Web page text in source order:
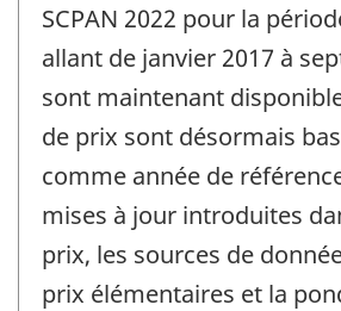
SCPAN 2022 pour la
allant de janvier 2017 à
sont maintenant
de prix sont désormais
comme année de
mises à jour introduites
prix, les sources de
prix élémentaires et la